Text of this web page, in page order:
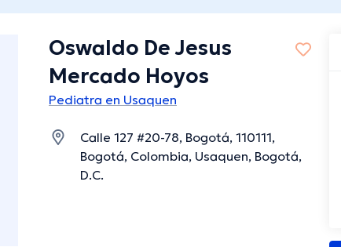
Oswaldo De Jesus
Mercado Hoyos
Pediatra en Usaquen
Calle 127 #20-78, Bogotá, 110111,
Bogotá, Colombia, Usaquen, Bogotá,
D.C.